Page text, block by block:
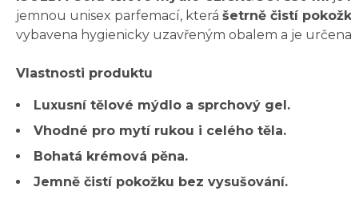
jemnou unisex parfemací, která šetrně čistí
vybavena hygienicky uzavřeným obalem a je
Vlastnosti produktu
Luxusní tělové mýdlo a sprchový gel.
Vhodné pro mytí rukou i celého těla.
Bohatá krémová pěna.
Jemně čistí pokožku bez vysušování.